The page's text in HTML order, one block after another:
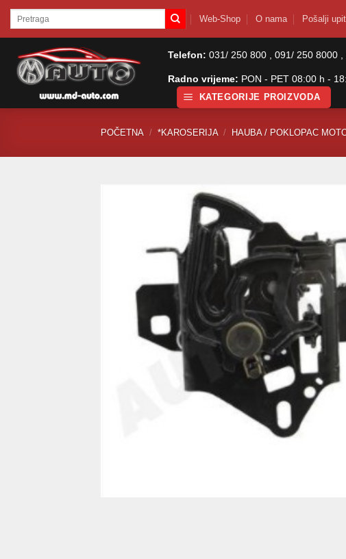
SkipPretraži: Web-Shop O nama Pošalji upit
Telefon: 031/ 250 800 , 091/ 250 8000 ,
Radno vrijeme: PON - PET 08:00 h -
KATEGORIJE PROIZVODA
POČETNA / *KAROSERIJA / HAUBA / POKLOPAC